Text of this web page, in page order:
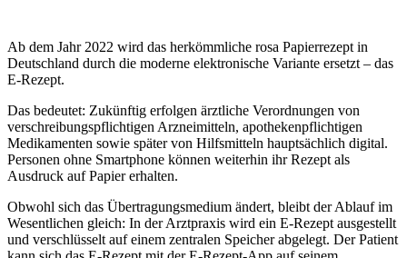
Ab dem Jahr 2022 wird das herkömmliche rosa Papierrezept in
Deutschland durch die moderne elektronische Variante ersetzt – das
E-Rezept.
Das bedeutet: Zukünftig erfolgen ärztliche Verordnungen von
verschreibungspflichtigen Arzneimitteln, apothekenpflichtigen
Medikamenten sowie später von Hilfsmitteln hauptsächlich digital.
Personen ohne Smartphone können weiterhin ihr Rezept als
Ausdruck auf Papier erhalten.
Obwohl sich das Übertragungsmedium ändert, bleibt der Ablauf im
Wesentlichen gleich: In der Arztpraxis wird ein E-Rezept ausgestellt
und verschlüsselt auf einem zentralen Speicher abgelegt. Der Patient